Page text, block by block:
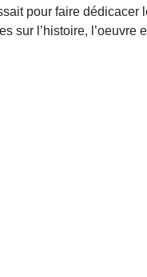
pour faire
l’histoire, l’oeuvre